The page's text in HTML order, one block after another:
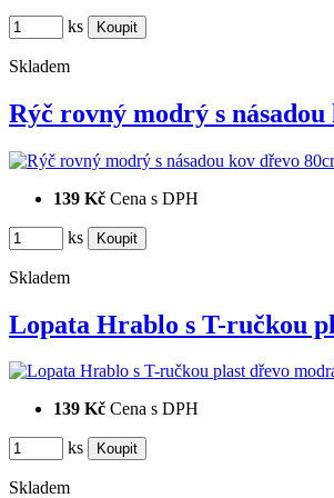
ks
Skladem
Rýč rovný modrý s násadou
139 Kč Cena s DPH
ks
Skladem
Lopata Hrablo s T-ručkou
139 Kč Cena s DPH
ks
Skladem